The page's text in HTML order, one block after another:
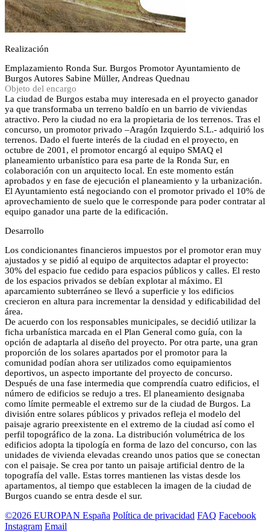
Realización
Emplazamiento Ronda Sur. Burgos Promotor Ayuntamiento de
Burgos Autores Sabine Müller, Andreas Quednau
Objeto del encargo
La ciudad de Burgos estaba muy interesada en el proyecto ganador
ya que transformaba un terreno baldío en un barrio de viviendas
atractivo. Pero la ciudad no era la propietaria de los terrenos. Tras el
concurso, un promotor privado –Aragón Izquierdo S.L.- adquirió los
terrenos. Dado el fuerte interés de la ciudad en el proyecto, en
octubre de 2001, el promotor encargó al equipo SMAQ el
planeamiento urbanístico para esa parte de la Ronda Sur, en
colaboración con un arquitecto local. En este momento están
aprobados y en fase de ejecución el planeamiento y la urbanización.
El Ayuntamiento está negociando con el promotor privado el 10% de
aprovechamiento de suelo que le corresponde para poder contratar al
equipo ganador una parte de la edificación.
Desarrollo
Los condicionantes financieros impuestos por el promotor eran muy
ajustados y se pidió al equipo de arquitectos adaptar el proyecto:
30% del espacio fue cedido para espacios públicos y calles. El resto
de los espacios privados se debían explotar al máximo. El
aparcamiento subterráneo se llevó a superficie y los edificios
crecieron en altura para incrementar la densidad y edificabilidad del
área.
De acuerdo con los responsables municipales, se decidió utilizar la
ficha urbanística marcada en el Plan General como guía, con la
opción de adaptarla al diseño del proyecto. Por otra parte, una gran
proporción de los solares apartados por el promotor para la
comunidad podían ahora ser utilizados como equipamientos
deportivos, un aspecto importante del proyecto de concurso.
Después de una fase intermedia que comprendía cuatro edificios, el
número de edificios se redujo a tres. El planeamiento designaba
como límite permeable el extremo sur de la ciudad de Burgos. La
división entre solares públicos y privados refleja el modelo del
paisaje agrario preexistente en el extremo de la ciudad así como el
perfil topográfico de la zona. La distribución volumétrica de los
edificios adopta la tipología en forma de lazo del concurso, con las
unidades de vivienda elevadas creando unos patios que se conectan
con el paisaje. Se crea por tanto un paisaje artificial dentro de la
topografía del valle. Estas torres mantienen las vistas desde los
apartamentos, al tiempo que establecen la imagen de la ciudad de
Burgos cuando se entra desde el sur.
©2026 EUROPAN España Política de privacidad FAQ Facebook
Instagram Email